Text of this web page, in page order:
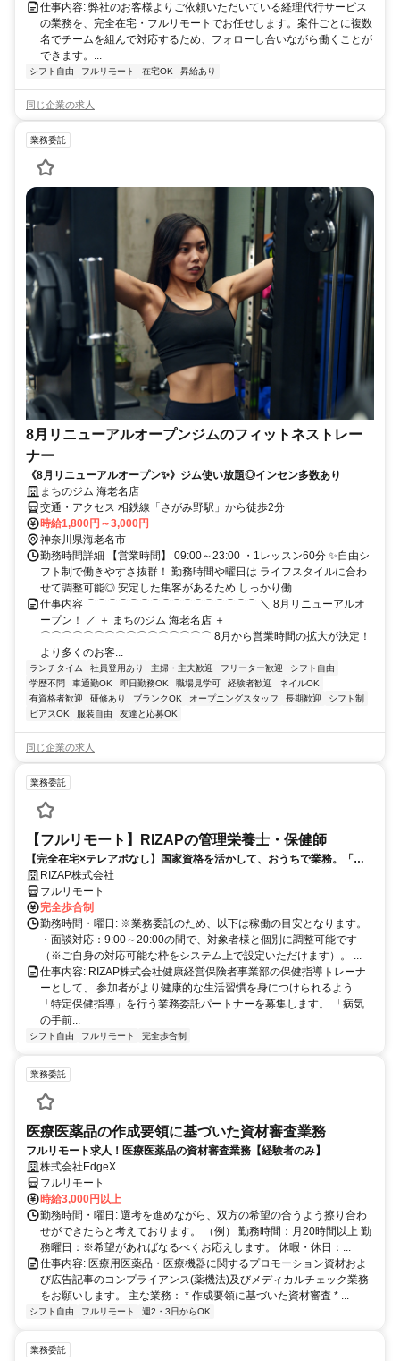
仕事内容: 弊社のお客様よりご依頼いただいている経理代行サービス
の業務を、完全在宅・フルリモートでお任せします。案件ごとに複数
名でチームを組んで対応するため、フォローし合いながら働くことが
できます。...
シフト自由 フルリモート 在宅OK 昇給あり
同じ企業の求人
業務委託
8月リニューアルオープンジムのフィットネストレー
ナー
《8月リニューアルオープン✨》ジム使い放題◎インセン多数あり
まちのジム 海老名店
交通・アクセス 相鉄線「さがみ野駅」から徒歩2分
時給1,800円～3,000円
神奈川県海老名市
勤務時間詳細 【営業時間】 09:00～23:00 ・1レッスン60分 ✨自由シ
フト制で働きやすさ抜群！ 勤務時間や曜日は ライフスタイルに合わ
せて調整可能◎ 安定した集客があるため しっかり働...
仕事内容 ⌒⌒⌒⌒⌒⌒⌒⌒⌒⌒⌒⌒⌒⌒⌒⌒ ＼ 8月リニューアルオ
ープン！ ／ ＋ まちのジム 海老名店 ＋
⌒⌒⌒⌒⌒⌒⌒⌒⌒⌒⌒⌒⌒⌒⌒⌒ 8月から営業時間の拡大が決定！
より多くのお客...
ランチタイム 社員登用あり 主婦・主夫歓迎 フリーター歓迎
シフト自由
学歴不問
車通勤OK 即日勤務OK 職場見学可 経験者歓迎
ネイルOK
有資格者歓迎
研修あり ブランクOK オープニングスタッフ 長期歓迎
シフト制
ピアスOK
服装自由 友達と応募OK
同じ企業の求人
業務委託
【フルリモート】RIZAPの管理栄養士・保健師
【完全在宅×テレアポなし】国家資格を活かして、おうちで業務。「も
う一つの安心」を。主婦・Wワーカー活躍中！「平日の日中だけ」「夕
方以降の数時間だけ」など、生活リズムに合わせた時間調整が可能で
す。1件ごとの成果報酬型だから、頑張った分だけ手応えのある収入
に。充実のサポート体制で、安心の在宅ワークを始めませんか？
RIZAP株式会社
フルリモート
完全歩合制
勤務時間・曜日: ※業務委託のため、以下は稼働の目安となります。
・面談対応：9:00～20:00の間で、対象者様と個別に調整可能です
（※ご自身の対応可能な枠をシステム上で設定いただけます）。 ...
仕事内容: RIZAP株式会社健康経営保険者事業部の保健指導トレーナ
ーとして、 参加者がより健康的な生活習慣を身につけられるよう
「特定保健指導」を行う業務委託パートナーを募集します。 「病気
の手前...
シフト自由 フルリモート 完全歩合制
業務委託
医療医薬品の作成要領に基づいた資材審査業務
フルリモート求人！医療医薬品の資材審査業務【経験者のみ】
株式会社EdgeX
フルリモート
時給3,000円以上
勤務時間・曜日: 選考を進めながら、双方の希望の合うよう擦り合わ
せができたらと考えております。 （例） 勤務時間：月20時間以上 勤
務曜日：※希望があればなるべくお応えします。 休暇・休日：...
仕事内容: 医療用医薬品・医療機器に関するプロモーション資材およ
び広告記事のコンプライアンス(薬機法)及びメディカルチェック業務
をお願いします。 主な業務： * 作成要領に基づいた資材審査 * ...
シフト自由 フルリモート 週2・3日からOK
業務委託